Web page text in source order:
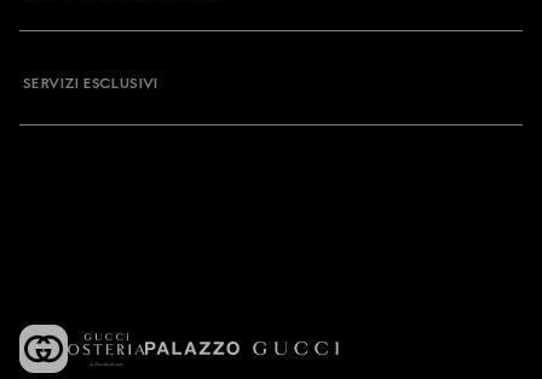
SERVIZI ESCLUSIVI